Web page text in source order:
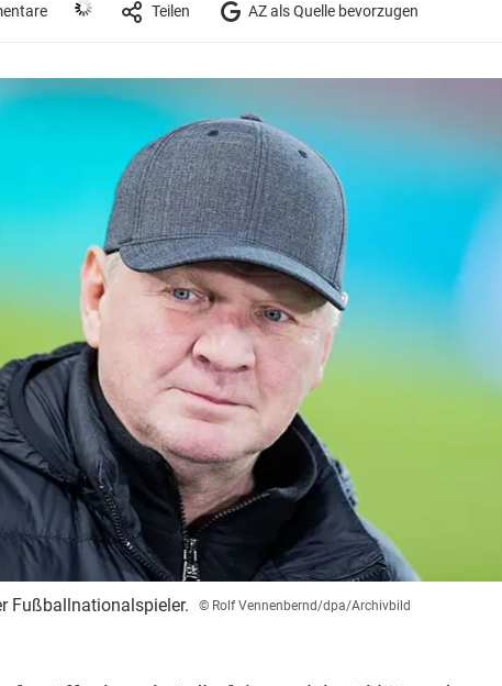
Teilen AZ als Quelle bevorzugen
Fußballnationalspieler. © Rolf Vennenbernd/dpa/Archivbild